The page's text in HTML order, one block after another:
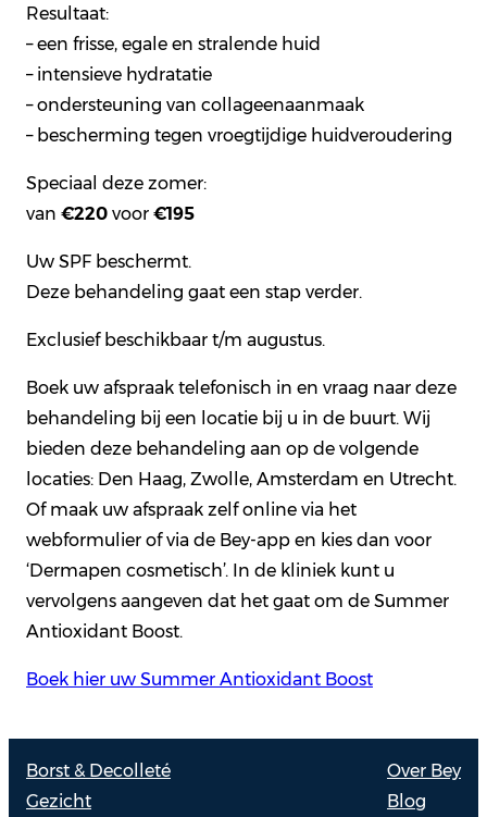
Resultaat:
– een frisse, egale en stralende huid
– intensieve hydratatie
– ondersteuning van collageenaanmaak
– bescherming tegen vroegtijdige huidveroudering
Speciaal deze zomer:
van €220 voor €195
Uw SPF beschermt.
Deze behandeling gaat een stap verder.
Exclusief beschikbaar t/m augustus.
Boek uw afspraak telefonisch in en vraag naar deze
behandeling bij een locatie bij u in de buurt. Wij
bieden deze behandeling aan op de volgende
locaties: Den Haag, Zwolle, Amsterdam en Utrecht.
Of maak uw afspraak zelf online via het
webformulier of via de Bey-app en kies dan voor
‘Dermapen cosmetisch’. In de kliniek kunt u
vervolgens aangeven dat het gaat om de Summer
Antioxidant Boost.
Boek hier uw Summer Antioxidant Boost
Borst & Decolleté
Gezicht
Over Bey
Blog